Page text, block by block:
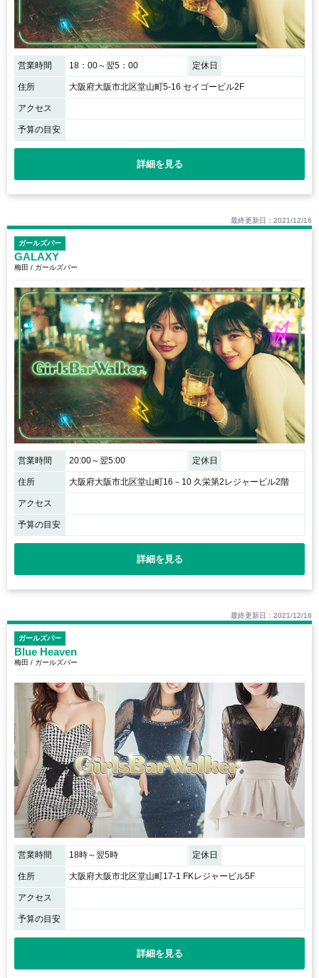
営業時間 18：00～翌5：00 定休日
住所 大阪府大阪市北区堂山町5-16 セイゴービル2F
アクセス
予算の目安
詳細を見る
最終更新日：2021/12/16
ガールズバー
GALAXY
梅田 / ガールズバー
営業時間 20:00～翌5:00 定休日
住所 大阪府大阪市北区堂山町16－10 久栄第2レジャービル2階
アクセス
予算の目安
詳細を見る
最終更新日：2021/12/16
ガールズバー
Blue Heaven
梅田 / ガールズバー
営業時間 18時～翌5時 定休日
住所 大阪府大阪市北区堂山町17-1 FKレジャービル5F
アクセス
予算の目安
詳細を見る